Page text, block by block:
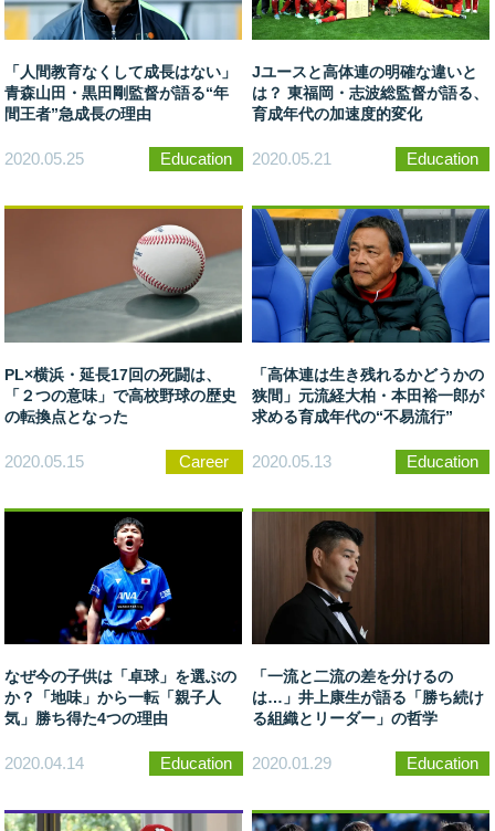
「人間教育なくして成長はない」
青森山田・黒田剛監督が語る“年
間王者”急成長の理由
2020.05.25 Education
Jユースと高体連の明確な違いと
は？ 東福岡・志波総監督が語る、
育成年代の加速度的変化
2020.05.21 Education
PL×横浜・延長17回の死闘は、
「２つの意味」で高校野球の歴史
の転換点となった
2020.05.15 Career
「高体連は生き残れるかどうかの
狭間」元流経大柏・本田裕一郎が
求める育成年代の“不易流行”
2020.05.13 Education
なぜ今の子供は「卓球」を選ぶの
か？「地味」から一転「親子人
気」勝ち得た4つの理由
2020.04.14 Education
「一流と二流の差を分けるの
は…」井上康生が語る「勝ち続け
る組織とリーダー」の哲学
2020.01.29 Education